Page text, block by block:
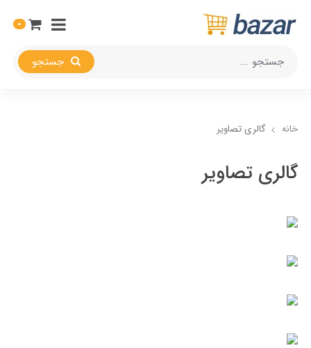
0
خانه گالری تصاویر
گالری تصاویر